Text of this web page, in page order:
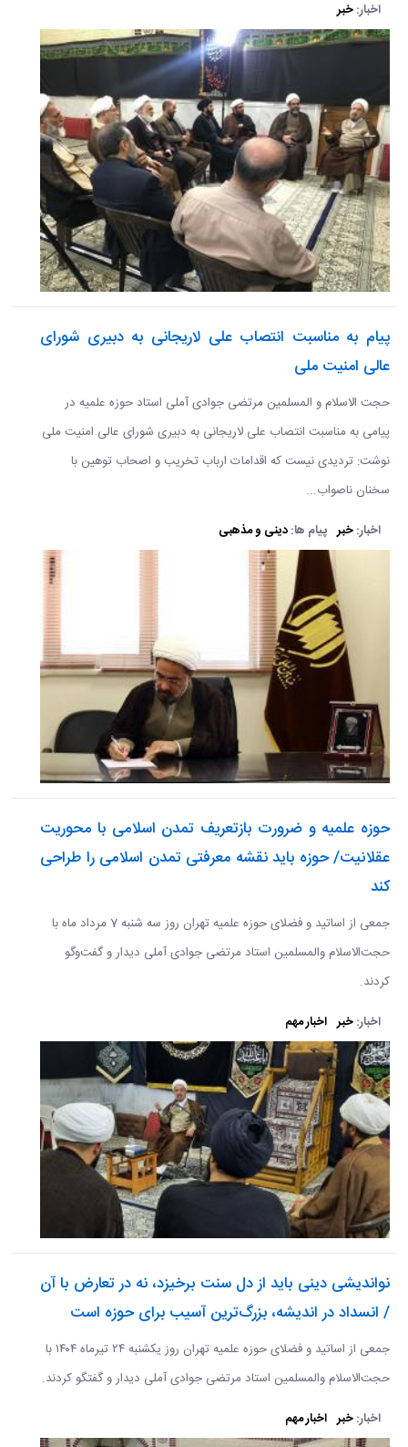
اخبار:خبر
پیام به مناسبت انتصاب علی لاریجانی به دبیری شورای
عالی امنیت ملی
حجت الاسلام و المسلمین مرتضی جوادی آملی استاد حوزه علمیه در
پیامی به مناسبت انتصاب علی لاریجانی به دبیری شورای عالی امنیت ملی
نوشت: تردیدی نیست که اقدامات ارباب تخریب و اصحاب توهین با
سخنان ناصواب...
اخبار:خبر پیام ها:دینی و مذهبی
حوزه علمیه و ضرورت بازتعریف تمدن اسلامی با محوریت
عقلانیت/ حوزه باید نقشه معرفتی تمدن اسلامی را طراحی
کند
جمعی از اساتید و فضلای حوزه علمیه تهران روز سه شنبه 7 مرداد ماه با
حجت‌الاسلام والمسلمین استاد مرتضی جوادی آملی دیدار و گفت‌وگو
کردند.
اخبار:خبر اخبار مهم
نواندیشی دینی باید از دل سنت برخیزد، نه در تعارض با آن
/ انسداد در اندیشه، بزرگ‌ترین آسیب برای حوزه است
جمعی از اساتید و فضلای حوزه علمیه تهران روز یکشنبه ۲۴ تیرماه ۱۴۰۴ با
حجت‌الاسلام والمسلمین استاد مرتضی جوادی آملی دیدار و گفتگو کردند.
اخبار:خبر اخبار مهم